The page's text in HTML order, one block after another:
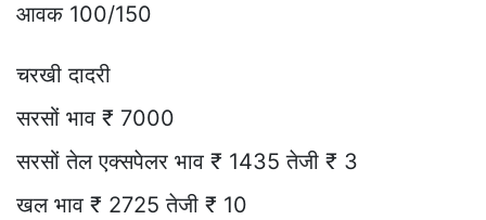
आवक 100/150
चरखी दादरी
सरसों भाव ₹ 7000
सरसों तेल एक्सपेलर भाव ₹ 1435 तेजी ₹ 3
खल भाव ₹ 2725 तेजी ₹ 10